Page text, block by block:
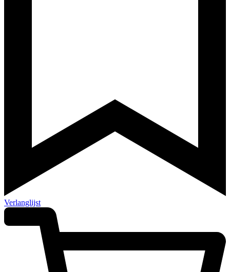
Verlanglijst